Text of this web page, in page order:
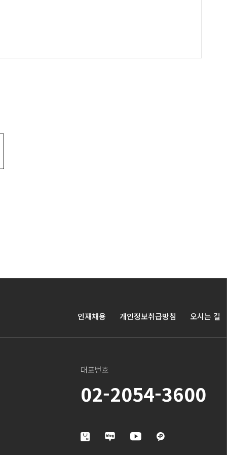
인재채용 개인정보취급방침 오시는 길
대표번호
02-2054-3600